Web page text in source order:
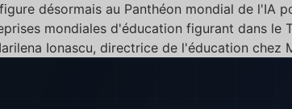
désormais au Panthéon mondial de l'IA
mondiales d'éducation figurant dans le
Ionascu, directrice de l'éducation chez